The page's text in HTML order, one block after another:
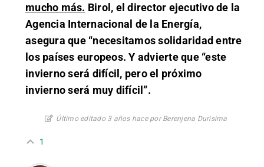
mucho más. Birol, el director ejecutivo de la
Agencia Internacional de la Energía,
asegura que “necesitamos solidaridad entre
los países europeos. Y advierte que “este
invierno será difícil, pero el próximo
invierno será muy difícil”.
Último editado 3 años hace por Berenjena Durisima
1